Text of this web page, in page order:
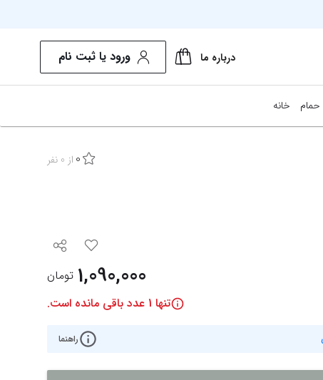
درباره ما ورود یا ثبت نام
خانه
0 از 0 نفر
1,090,000 تومان
تنها 1 عدد باقی مانده است.
راهنما